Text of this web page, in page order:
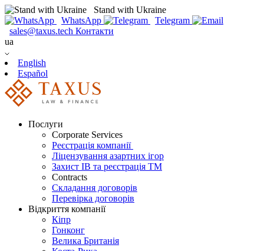
Stand with Ukraine
WhatsApp
Telegram
sales@taxus.tech Контакти
ua
English
Español
Послуги
Corporate Services
Реєстрація компанії
Ліцензування азартних ігор
Захист ІВ та реєстрація ТМ
Contracts
Складання договорів
Перевірка договорів
Відкриття компанії
Кіпр
Гонконг
Велика Британія